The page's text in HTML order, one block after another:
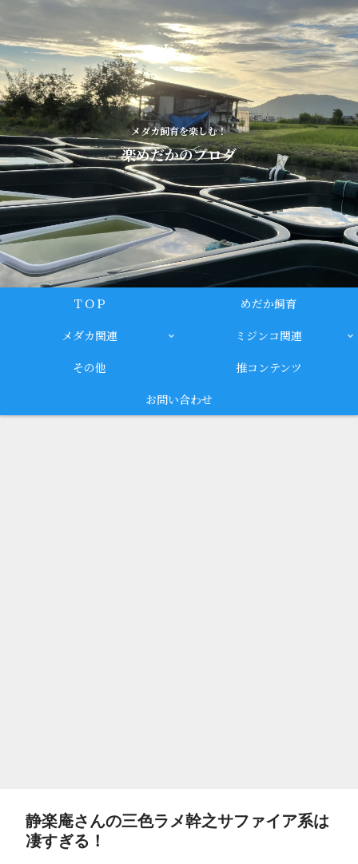
メダカ飼育を楽しむ！
楽めだかのブログ
ＴＯＰ
めだか飼育
メダカ関連
ミジンコ関連
その他
推コンテンツ
お問い合わせ
静楽庵さんの三色ラメ幹之サファイア系は
凄すぎる！